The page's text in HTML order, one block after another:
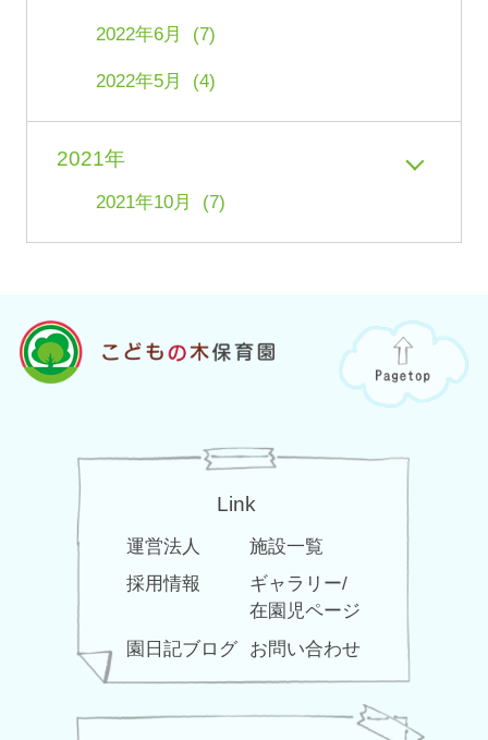
2022年6月 (7)
2022年5月 (4)
2021年
2021年10月 (7)
Link
運営法人
施設一覧
採用情報
ギャラリー/
在園児ページ
園日記ブログ
お問い合わせ